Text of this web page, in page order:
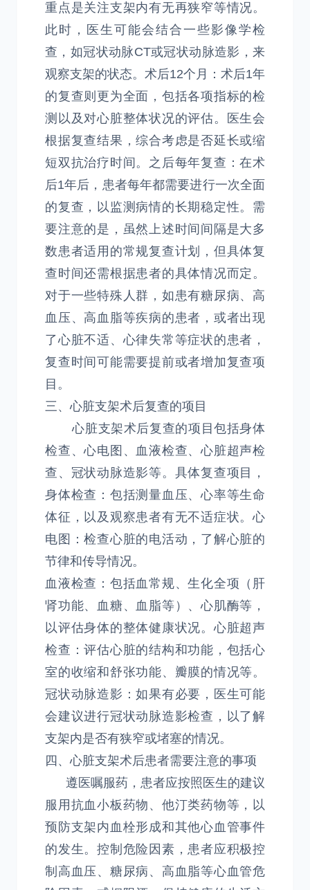
重点是关注支架内有无再狭窄等情况。
此时，医生可能会结合一些影像学检
查，如冠状动脉CT或冠状动脉造影，来
观察支架的状态。术后12个月：术后1年
的复查则更为全面，包括各项指标的检
测以及对心脏整体状况的评估。医生会
根据复查结果，综合考虑是否延长或缩
短双抗治疗时间。之后每年复查：在术
后1年后，患者每年都需要进行一次全面
的复查，以监测病情的长期稳定性。需
要注意的是，虽然上述时间间隔是大多
数患者适用的常规复查计划，但具体复
查时间还需根据患者的具体情况而定。
对于一些特殊人群，如患有糖尿病、高
血压、高血脂等疾病的患者，或者出现
了心脏不适、心律失常等症状的患者，
复查时间可能需要提前或者增加复查项
目。
三、心脏支架术后复查的项目
心脏支架术后复查的项目包括身体
检查、心电图、血液检查、心脏超声检
查、冠状动脉造影等。具体复查项目，
身体检查：包括测量血压、心率等生命
体征，以及观察患者有无不适症状。心
电图：检查心脏的电活动，了解心脏的
节律和传导情况。
血液检查：包括血常规、生化全项（肝
肾功能、血糖、血脂等）、心肌酶等，
以评估身体的整体健康状况。心脏超声
检查：评估心脏的结构和功能，包括心
室的收缩和舒张功能、瓣膜的情况等。
冠状动脉造影：如果有必要，医生可能
会建议进行冠状动脉造影检查，以了解
支架内是否有狭窄或堵塞的情况。
四、心脏支架术后患者需要注意的事项
遵医嘱服药，患者应按照医生的建议
服用抗血小板药物、他汀类药物等，以
预防支架内血栓形成和其他心血管事件
的发生。控制危险因素，患者应积极控
制高血压、糖尿病、高血脂等心血管危